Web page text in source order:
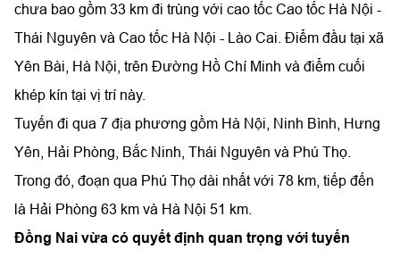
chưa bao gồm 33 km đi trùng với cao tốc Cao tốc Hà Nội -
Thái Nguyên và Cao tốc Hà Nội - Lào Cai. Điểm đầu tại xã
Yên Bài, Hà Nội, trên Đường Hồ Chí Minh và điểm cuối
khép kín tại vị trí này.
Tuyến đi qua 7 địa phương gồm Hà Nội, Ninh Bình, Hưng
Yên, Hải Phòng, Bắc Ninh, Thái Nguyên và Phú Thọ.
Trong đó, đoạn qua Phú Thọ dài nhất với 78 km, tiếp đến
là Hải Phòng 63 km và Hà Nội 51 km.
Đồng Nai vừa có quyết định quan trọng với tuyến